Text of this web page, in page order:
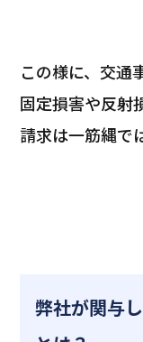
この様に、交通
固定損害や反射
請求は一筋縄で
弊社が関与